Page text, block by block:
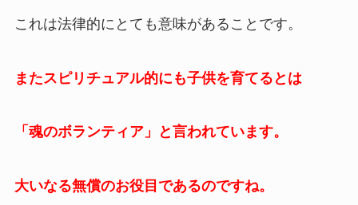
これは法律的にとても意味があることです。
またスピリチュアル的にも子供を育てるとは
「魂のボランティア」と言われています。
大いなる無償のお役目であるのですね。